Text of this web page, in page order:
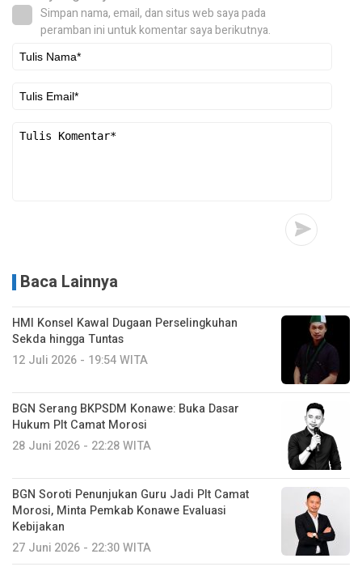
Simpan nama, email, dan situs web saya pada
peramban ini untuk komentar saya berikutnya.
Baca Lainnya
HMI Konsel Kawal Dugaan Perselingkuhan
Sekda hingga Tuntas
12 Juli 2026 - 19:54 WITA
BGN Serang BKPSDM Konawe: Buka Dasar
Hukum Plt Camat Morosi
28 Juni 2026 - 22:28 WITA
BGN Soroti Penunjukan Guru Jadi Plt Camat
Morosi, Minta Pemkab Konawe Evaluasi
Kebijakan
27 Juni 2026 - 22:30 WITA